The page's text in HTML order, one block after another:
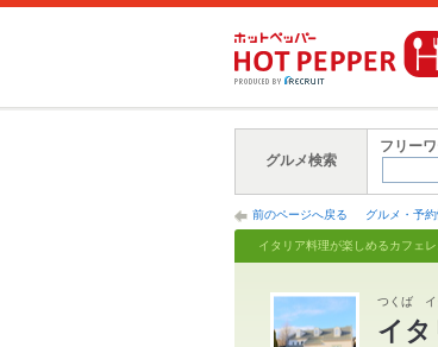
グルメ検索
フリー
前のページへ戻る グルメ・予
イタリア料理が楽しめるカフェレ
つくば
イ